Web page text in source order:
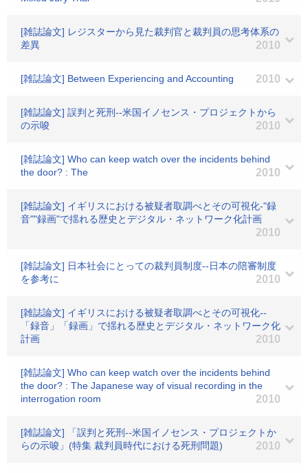
[雑誌論文] レジスターから見た裁判官と裁判員の思考体系の
差異
2010
[雑誌論文] Between Experiencing and Accounting 2010
[雑誌論文] 誤判と死刑--米国イノセンス・プロジェクトから
の示唆
2010
[雑誌論文] Who can keep watch over the incidents behind
the door? : The
2010
[雑誌論文] イギリスにおける被疑者取調べとその可視化-"録
音""録画"で揺れる歴史とデジタル・ネットワーク化計画
2010
[雑誌論文] 日本社会にとっての裁判員制度--日本の陪審制度
を参考に
2010
[雑誌論文] イギリスにおける被疑者取調べとその可視化--
「録音」「録画」で揺れる歴史とデジタル・ネットワーク化
計画
2010
[雑誌論文] Who can keep watch over the incidents behind
the door? : The Japanese way of visual recording in the
interrogation room
2010
[雑誌論文] 「誤判と死刑--米国イノセンス・プロジェクトか
らの示唆」(特集 裁判員時代における死刑問題)
2010